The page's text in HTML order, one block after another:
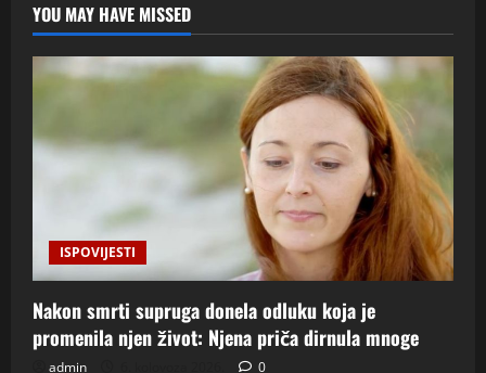
YOU MAY HAVE MISSED
ISPOVIJESTI
Nakon smrti supruga donela odluku koja je
promenila njen život: Njena priča dirnula mnoge
admin 0